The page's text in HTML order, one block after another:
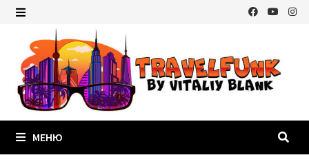
Перейти
содержимому
МЕНЮ